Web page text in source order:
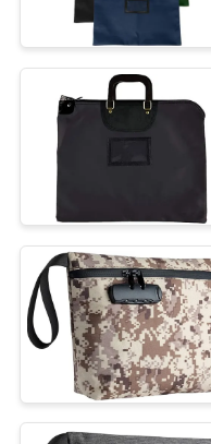
Túi
Túi
không